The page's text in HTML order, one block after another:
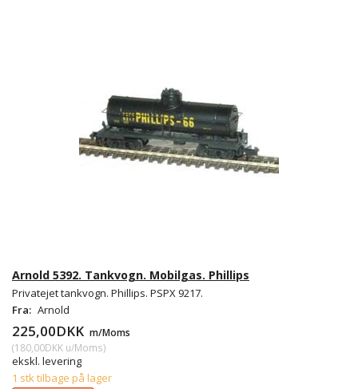
Arnold 5392. Tankvogn. Mobilgas. Phillips
Privatejet tankvogn. Phillips. PSPX 9217.
Fra: Arnold
225,00DKK m/Moms
(180,00DKK u/Moms)
ekskl. levering
1 stk tilbage på lager